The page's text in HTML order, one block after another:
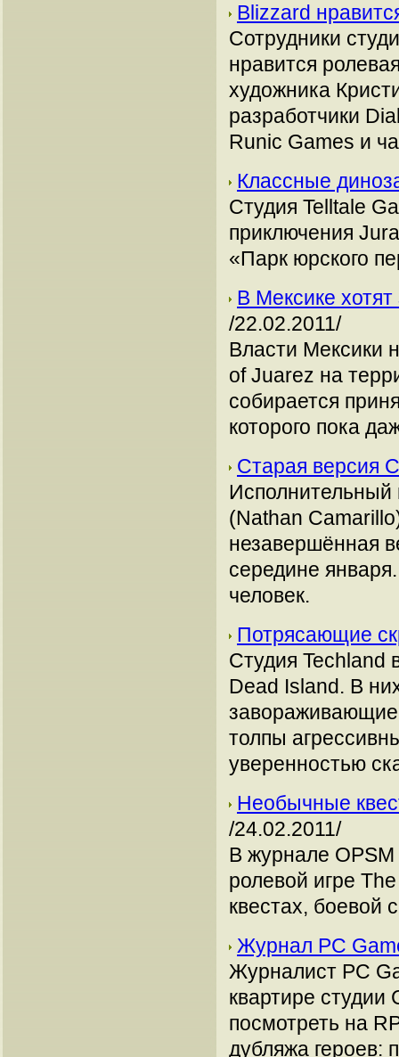
Blizzard
Сотрудники
нравится
художника
разработчики
Runic Games и
Классные
Студия Telltale
приключения
«Парк юрского
В Мексике
/22.02.2011/
Власти Мексики
of Juarez на
собирается
которого пока
Старая версия
(Nathan
незавершённая
середине
человек.
Потрясающие
Студия Techland
Dead Island. В
толпы
уверенностью
Необычные
/24.02.2011/
В журнале
ролевой игре
квестах, боевой
Журнал PC
Журналист PC
квартире
посмотреть на
дубляжа героев: